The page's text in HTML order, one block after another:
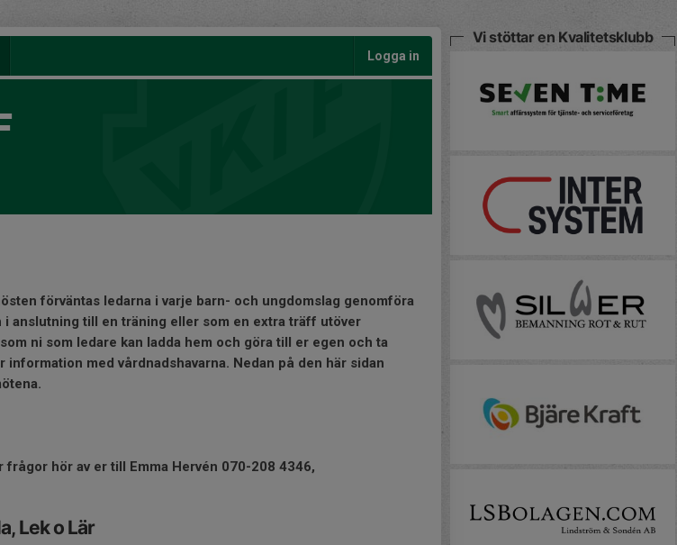
Logga in
förväntas ledarna i varje barn- och ungdomslag genomföra
i anslutning till en träning eller som en extra träff utöver
ni som ledare kan ladda hem och göra till er egen och ta
med vårdnadshavarna. Nedan på den här sidan
hör av er till Emma Hervén 070-208 4346,
Lek o Lär
Vi stöttar en Kvalitetsklubb